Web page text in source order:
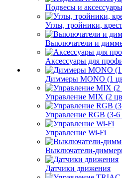
Подвесы и аксессуары
Углы, тройники,
Выключатели и
Аксессуары для
Диммеры MONO (1
Управление MIX (2
Управление RGB (3-6
Управление Wi-Fi
Выключатели-
Датчики движения